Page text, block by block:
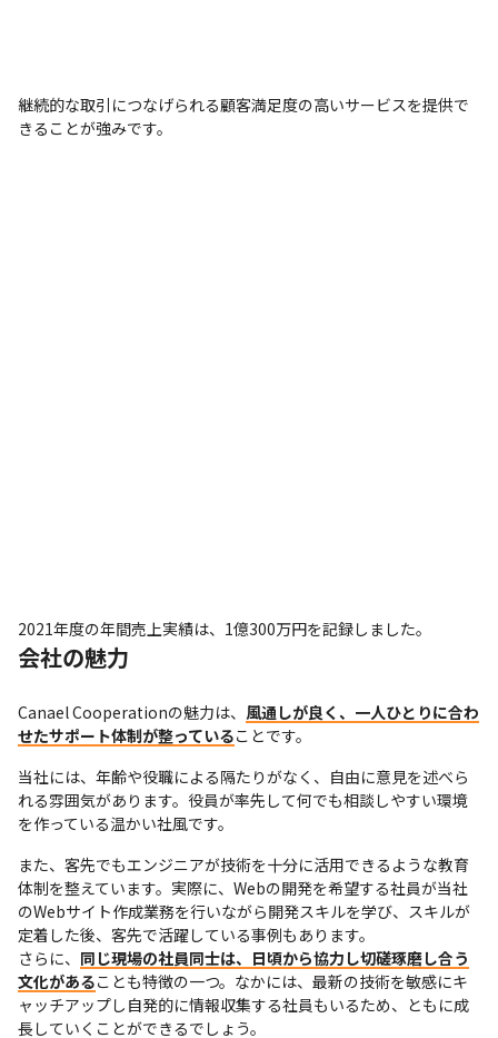
継続的な取引につなげられる顧客満足度の高いサービスを提供で
きることが強みです。
2021年度の年間売上実績は、1億300万円を記録しました。
会社の魅力
Canael Cooperationの魅力は、 風通しが良く、一人ひとりに合わ
せたサポート体制が整っていることです。
当社には、年齢や役職による隔たりがなく、自由に意見を述べら
れる雰囲気があります。役員が率先して何でも相談しやすい環境
を作っている温かい社風です。
また、客先でもエンジニアが技術を十分に活用できるような教育
体制を整えています。実際に、Webの開発を希望する社員が当社
のWebサイト作成業務を行いながら開発スキルを学び、スキルが
定着した後、客先で活躍している事例もあります。
さらに、 同じ現場の社員同士は、日頃から協力し切磋琢磨し合う
文化があることも特徴の一つ。なかには、最新の技術を敏感にキ
ャッチアップし自発的に情報収集する社員もいるため、ともに成
長していくことができるでしょう。